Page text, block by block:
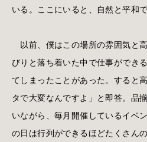
いる。ここにいると、自然と平和
以前、僕はこの場所の雰囲気と
びりと落ち着いた中で仕事ができ
てしまったことがあった。すると
タで大変なんですよ」と即答。品
いながら、毎月開催しているイベ
の日は行列ができるほどたくさん